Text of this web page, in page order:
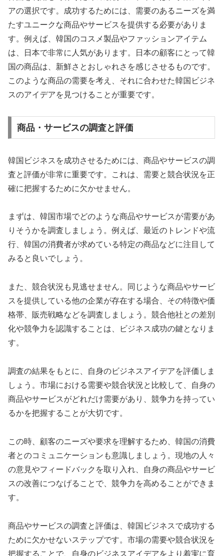
アの選択です。成功するためには、需要のあるニーズを満
たすユニークな商品やサービスを提供する必要がありま
す。例えば、韓国のコスメ製品やファッションアイテム
は、日本で非常に人気があります。日本の顧客にとって韓
国の商品は、新鮮さとおしゃれさを感じさせるものです。
このような商品の需要を考え、それに合わせた韓国ビジネ
スのアイデアを見つけることが重要です。
商品・サービスの調査と評価
韓国ビジネスを成功させるためには、商品やサービスの調
査と評価が非常に重要です。これは、需要と競合状況を正
確に把握するために欠かせません。
まずは、韓国市場でどのような商品やサービスが需要があ
りそうかを調査しましょう。例えば、最近のトレンドや流
行、韓国の消費者が求めている特定の商品などに注目して
みると良いでしょう。
また、競合状況も見逃せません。同じような商品やサービ
スを提供している他の企業が存在する場合、その特徴や価
格帯、販売戦略などを調査しましょう。競合他社との差別
化や競争力を認識することは、ビジネス成功の鍵となりま
す。
調査の結果をもとに、自身のビジネスアイデアを評価しま
しょう。市場における需要や競合状況と比較して、自身の
商品やサービスがどれだけ需要があり、競争力を持ってい
るかを把握することが大切です。
この時、顧客のニーズや要求を理解するため、韓国の消費
者とのコミュニケーションも意識しましょう。現地の人々
の意見やフィードバックを取り入れ、自身の商品やサービ
スの改善につなげることで、競争力を高めることができま
す。
商品やサービスの調査と評価は、韓国ビジネスで成功する
ために欠かせないステップです。市場の需要や競合状況を
把握することで、自身のビジネスアイデアをより着実に育